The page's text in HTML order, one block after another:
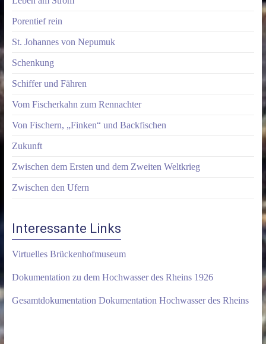
Porentief rein
St. Johannes von Nepumuk
Schenkung
Schiffer und Fähren
Vom Fischerkahn zum Rennachter
Von Fischern, „Finken“ und Backfischen
Zukunft
Zwischen dem Ersten und dem Zweiten Weltkrieg
Zwischen den Ufern
Interessante Links
Virtuelles Brückenhofmuseum
Dokumentation zu dem Hochwasser des Rheins 1926
Gesamtdokumentation Dokumentation Hochwasser des Rheins